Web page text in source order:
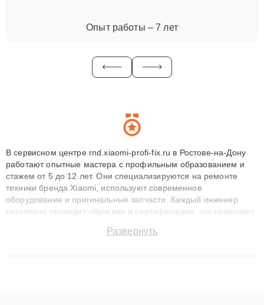
Опыт работы – 7 лет
В сервисном центре rnd.xiaomi-profi-fix.ru в Ростове-на-Дону
работают опытные мастера с профильным образованием и
стажем от 5 до 12 лет. Они специализируются на ремонте
техники бренда Xiaomi, используют современное
оборудование и оригинальные запчасти. Каждый инженер
регулярно проходит обучение и сертификацию, что позволяет
технику с сохранением гарантии до 3 лет. Наши мастера
Развернуть